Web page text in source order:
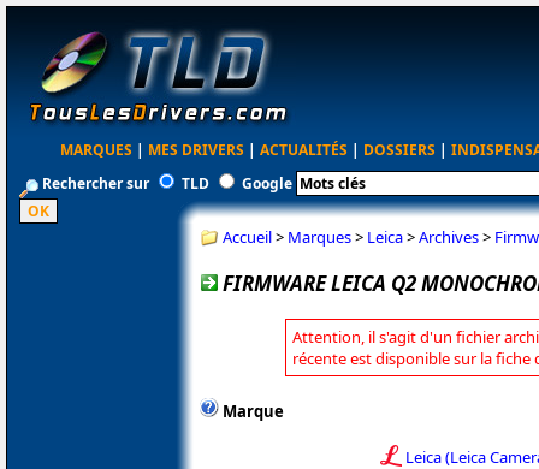
MARQUES | MES DRIVERS | ACTUALITÉS | DOSSIERS |
Rechercher sur
TLD Google
Accueil> Marques> Leica>Archives>
FIRMWARE LEICA Q2
Attention, il s'agit d'un fichier
récente est disponible sur la fiche
Marque
Leica (Leica